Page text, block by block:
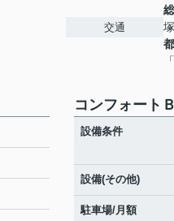
交通
コンフォート
設備条件
設備(その他)
駐車場/月額